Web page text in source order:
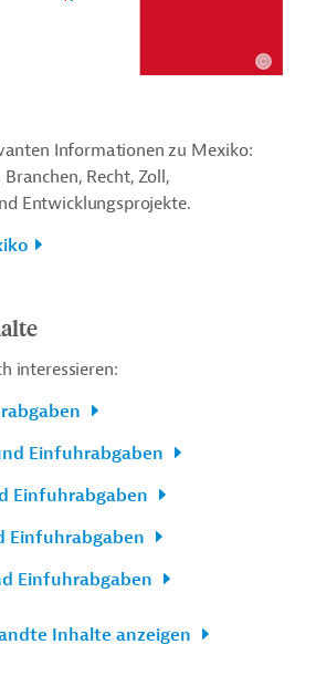
Informationen zu Mexiko:
Recht, Zoll,
Entwicklungsprojekte.
interessieren:
Einfuhrabgaben
Einfuhrabgaben
Einfuhrabgaben
Einfuhrabgaben
Inhalte anzeigen